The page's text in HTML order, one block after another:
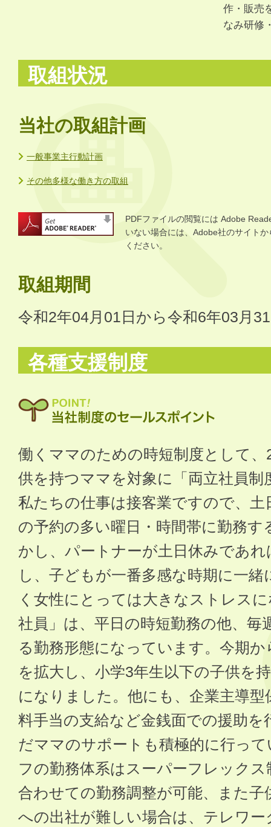
作・販売
なみ研修
取組状況
当社の取組計画
一般事業主行動計画
その他多様な働き方の取組
PDFファイルの閲覧には Adobe
いない場合には、Adobe社のサイト
ください。
取組期間
令和2年04月01日から令和6年03月
各種支援制度
働くママのための時短制度として
供を持つママを対象に「両立社員
私たちの仕事は接客業ですので、
の予約の多い曜日・時間帯に勤務
かし、パートナーが土日休みであ
し、子どもが一番多感な時期に一
く女性にとっては大きなストレス
社員」は、平日の時短勤務の他、毎
る勤務形態になっています。今期
を拡大し、小学3年生以下の子供を
になりました。他にも、企業主導
料手当の支給など金銭面での援助
だママのサポートも積極的に行っ
フの勤務体系はスーパーフレック
合わせての勤務調整が可能、また
への出社が難しい場合は、テレワ